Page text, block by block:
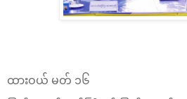
ထားဝယ် မတ် ၁၆